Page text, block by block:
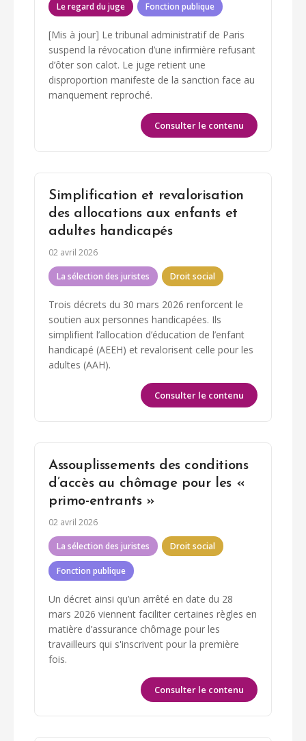
Le regard du juge Fonction publique
[Mis à jour] Le tribunal administratif de Paris
suspend la révocation d’une infirmière refusant
d’ôter son calot. Le juge retient une
disproportion manifeste de la sanction face au
manquement reproché.
Consulter le contenu
Simplification et revalorisation
des allocations aux enfants et
adultes handicapés
02 avril 2026
La sélection des juristes Droit social
Trois décrets du 30 mars 2026 renforcent le
soutien aux personnes handicapées. Ils
simplifient l’allocation d’éducation de l’enfant
handicapé (AEEH) et revalorisent celle pour les
adultes (AAH).
Consulter le contenu
Assouplissements des conditions
d’accès au chômage pour les «
primo-entrants »
02 avril 2026
La sélection des juristes Droit social
Fonction publique
Un décret ainsi qu’un arrêté en date du 28
mars 2026 viennent faciliter certaines règles en
matière d’assurance chômage pour les
travailleurs qui s'inscrivent pour la première
fois.
Consulter le contenu